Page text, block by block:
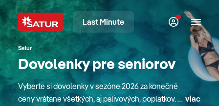
Last Minute
Satur
Dovolenky pre seniorov
Vyberte si dovolenky v sezóne 2026 za konečné
ceny vrátane všetkých, aj palivových, poplatkov. V viac